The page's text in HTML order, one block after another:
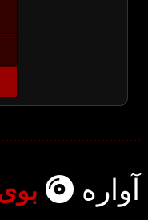
آواره بوی